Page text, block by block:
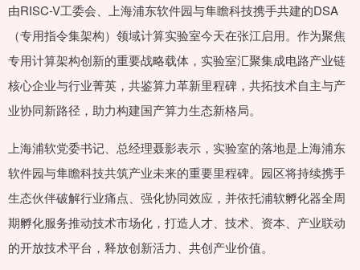
由RISC-V工委会、上海浦东软件园与隼瞻科技携手共建的DSA
（专用指令集架构）领域计算实验室今天在张江启用。作为聚焦
专用计算架构创新的重要战略载体，实验室汇聚集成电路产业链
核心企业与行业菁英，共鉴算力革新里程碑，共拓技术自主与产
业协同新路径，助力构建国产算力生态新格局。
上海浦软党委书记、总经理聂影表示，实验室的落地是上海浦东
软件园与隼瞻科技共筑产业未来的重要里程碑。园区将持续携手
生态伙伴破解行业痛点、强化协同效应，并依托浦软孵化器全周
期孵化服务推动技术市场化，打造人才、技术、资本、产业联动
的开放技术平台，释放创新活力、共创产业价值。